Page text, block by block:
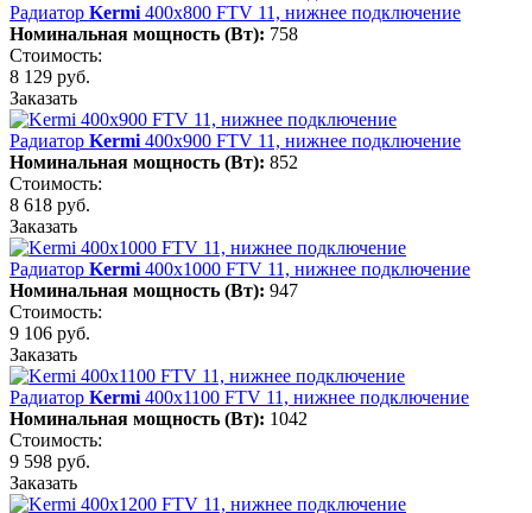
Радиатор Kermi 400х800 FTV 11, нижнее подключение
Номинальная мощность (Вт): 758
Стоимость:
8 129 руб.
Заказать
Радиатор Kermi 400х900 FTV 11, нижнее подключение
Номинальная мощность (Вт): 852
Стоимость:
8 618 руб.
Заказать
Радиатор Kermi 400х1000 FTV 11, нижнее подключение
Номинальная мощность (Вт): 947
Стоимость:
9 106 руб.
Заказать
Радиатор Kermi 400х1100 FTV 11, нижнее подключение
Номинальная мощность (Вт): 1042
Стоимость:
9 598 руб.
Заказать